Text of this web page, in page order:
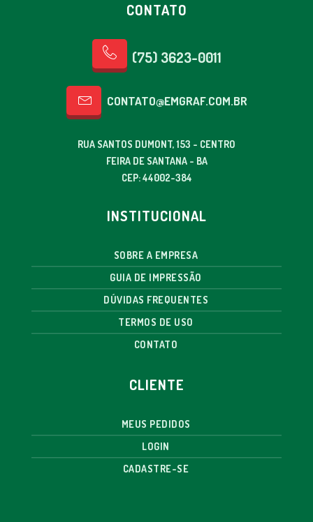
CONTATO
(75) 3623-0011
CONTATO@EMGRAF.COM.BR
RUA SANTOS DUMONT, 153 - CENTRO
FEIRA DE SANTANA - BA
CEP: 44002-384
INSTITUCIONAL
SOBRE A EMPRESA
GUIA DE IMPRESSÃO
DÚVIDAS FREQUENTES
TERMOS DE USO
CONTATO
CLIENTE
MEUS PEDIDOS
LOGIN
CADASTRE-SE